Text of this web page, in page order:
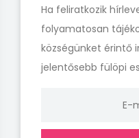
Ha feliratkozik
folyamatosan
községünket érintő
jelentősebb fülöpi